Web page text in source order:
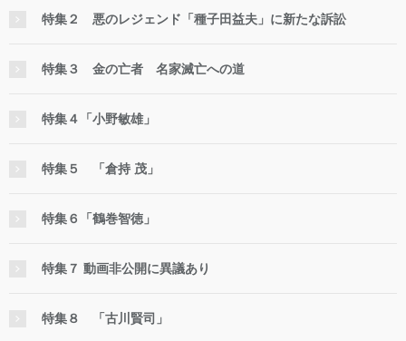
特集２ 悪のレジェンド「種子田益夫」に新たな訴訟
特集３ 金の亡者 名家滅亡への道
特集４「小野敏雄」
特集５ 「倉持 茂」
特集６「鶴巻智徳」
特集７ 動画非公開に異議あり
特集８ 「古川賢司」